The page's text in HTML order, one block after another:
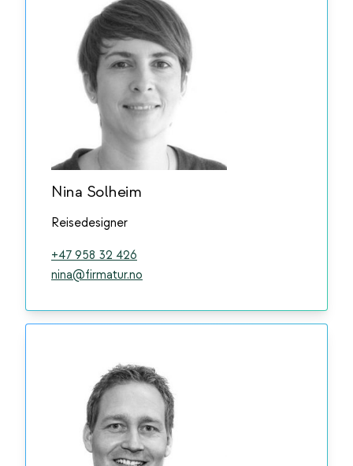
Nina Solheim
Reisedesigner
+47 958 32 426
nina@firmatur.no